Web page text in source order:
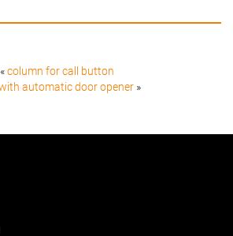
«column for call button
automatic door opener»